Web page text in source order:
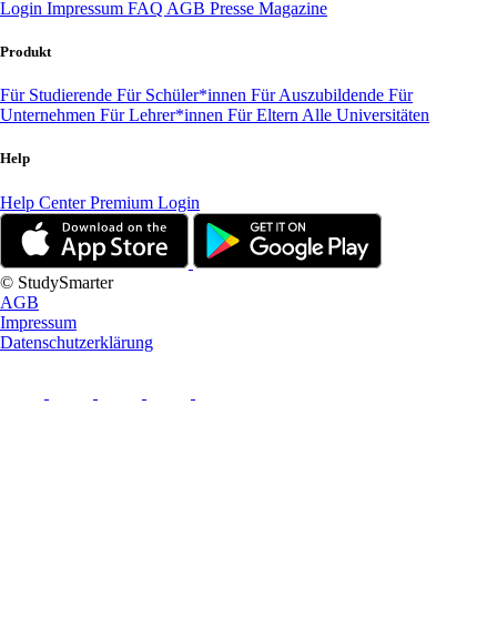
Login Impressum FAQ AGB Presse Magazine
Produkt
Für Studierende Für Schüler*innen Für Auszubildende Für
Unternehmen Für Lehrer*innen Für Eltern Alle Universitäten
Help
Help CenterPremium Login
© StudySmarter
AGB
Impressum
Datenschutzerklärung